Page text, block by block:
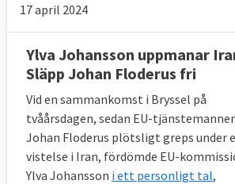
17 april 2024
Ylva Johansson uppmanar
Släpp Johan Floderus fri
Vid en sammankomst i Bryssel på
tvåårsdagen, sedan EU-
Johan Floderus plötsligt greps under
vistelse i Iran, fördömde EU-
Ylva Johansson i ett personligt tal,